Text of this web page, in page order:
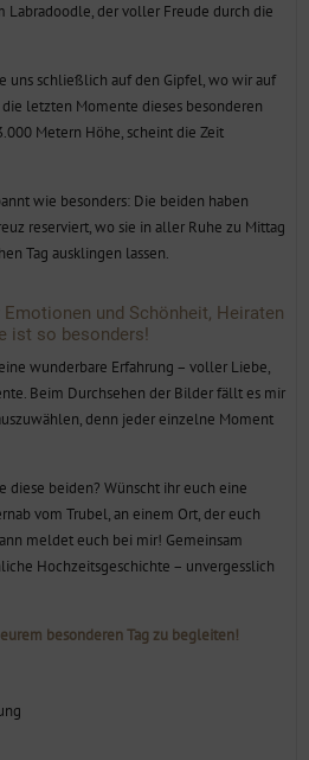
Labradoodle, der voller Freude durch die
uns schließlich auf den Gipfel, wo wir auf
letzten Momente dieses besonderen
Metern Höhe, scheint die Zeit
wie besonders: Die beiden haben
reserviert, wo sie in aller Ruhe zu Mittag
Tag ausklingen lassen.
und Schönheit, Heiraten
ist so besonders!
wunderbare Erfahrung – voller Liebe,
Beim Durchsehen der Bilder fällt es mir
denn jeder einzelne Moment
diese beiden? Wünscht ihr euch eine
vom Trubel, an einem Ort, der euch
meldet euch bei mir! Gemeinsam
Hochzeitsgeschichte – unvergesslich
besonderen Tag zu begleiten!